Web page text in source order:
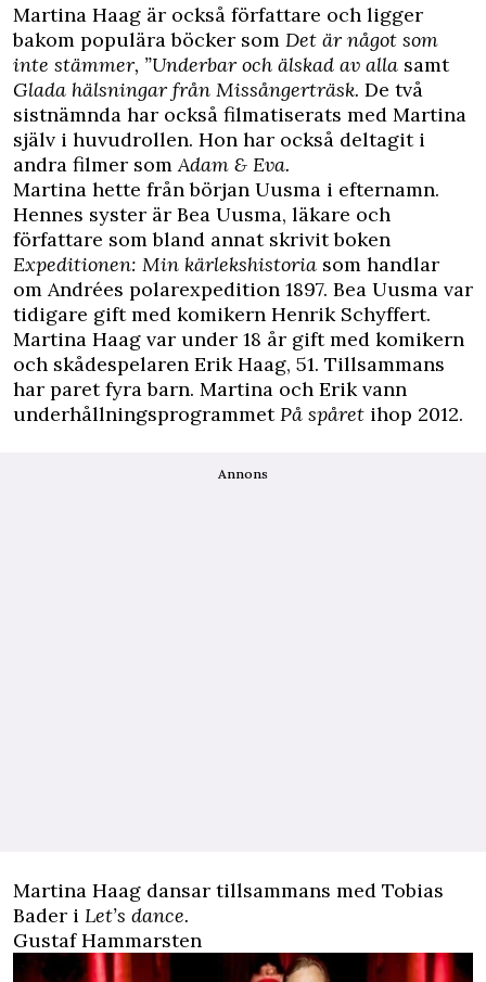
Martina Haag är också författare och ligger
bakom populära böcker som Det är något som
inte stämmer, ”Underbar och älskad av alla samt
Glada hälsningar från Missångerträsk. De två
sistnämnda har också filmatiserats med Martina
själv i huvudrollen. Hon har också deltagit i
andra filmer somAdam & Eva.
Martina hette från början Uusma i efternamn.
Hennes syster är Bea Uusma, läkare och
författare som bland annat skrivit boken
Expeditionen: Min kärlekshistoria som handlar
om Andrées polarexpedition 1897. Bea Uusma var
tidigare gift med komikern Henrik Schyffert.
Martina Haag var under 18 år gift med komikern
och skådespelaren Erik Haag, 51. Tillsammans
har paret fyra barn. Martina och Erik vann
underhållningsprogrammetPå spåret ihop 2012.
Annons
Martina Haag dansar tillsammans med Tobias
Bader i Let’s dance.
Gustaf Hammarsten